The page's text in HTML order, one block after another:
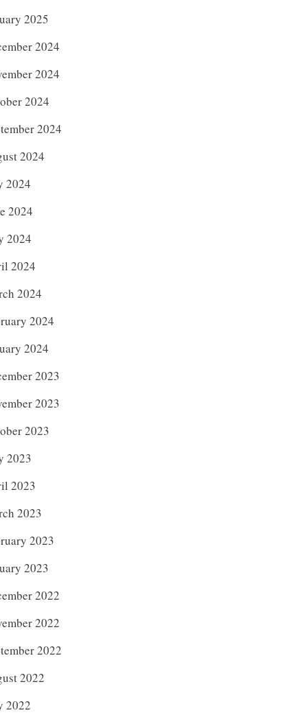
2025
2024
2024
2024
2024
2024
2024
2024
2024
2024
2024
2024
2024
2023
2023
2023
2023
2023
2023
2023
2023
2022
2022
2022
2022
2022